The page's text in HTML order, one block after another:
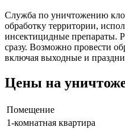
Служба по уничтожению
обработку территории,
инсектицидные препараты.
сразу. Возможно провести
включая выходные и
Цены на
Помещение
1-комнатная квартира